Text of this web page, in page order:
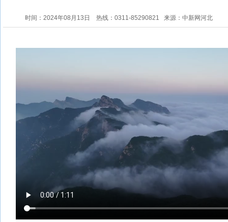
时间：2024年08月13日 热线：0311-85290821 来源：中新网河北